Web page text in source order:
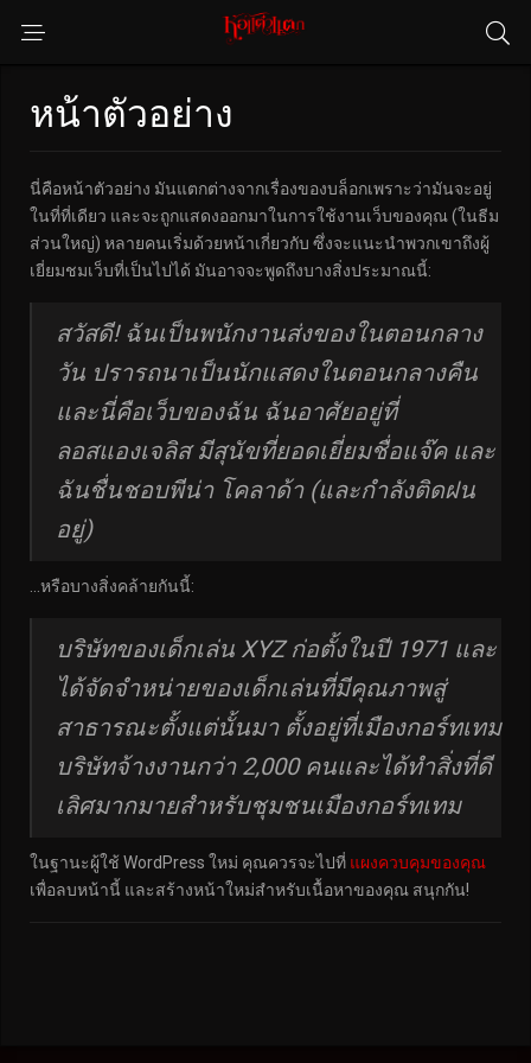
หน้าตัวอย่าง
นี่คือหน้าตัวอย่าง มันแตกต่างจากเรื่องของบล็อกเพราะว่ามันจะอยู่
ในที่ที่เดียว และจะถูกแสดงออกมาในการใช้งานเว็บของคุณ (ในธีม
ส่วนใหญ่) หลายคนเริ่มด้วยหน้าเกี่ยวกับ ซึ่งจะแนะนำพวกเขาถึงผู้
เยี่ยมชมเว็บที่เป็นไปได้ มันอาจจะพูดถึงบางสิ่งประมาณนี้:
สวัสดี! ฉันเป็นพนักงานส่งของในตอนกลาง
วัน ปรารถนาเป็นนักแสดงในตอนกลางคืน
และนี่คือเว็บของฉัน ฉันอาศัยอยู่ที่
ลอสแองเจลิส มีสุนัขที่ยอดเยี่ยมชื่อแจ๊ค และ
ฉันชื่นชอบพีน่า โคลาด้า (และกำลังติดฝน
อยู่)
…หรือบางสิ่งคล้ายกันนี้:
บริษัทของเด็กเล่น XYZ ก่อตั้งในปี 1971 และ
ได้จัดจำหน่ายของเด็กเล่นที่มีคุณภาพสู่
สาธารณะตั้งแต่นั้นมา ตั้งอยู่ที่เมืองกอร์ทเทม
บริษัทจ้างงานกว่า 2,000 คนและได้ทำสิ่งที่ดี
เลิศมากมายสำหรับชุมชนเมืองกอร์ทเทม
ในฐานะผู้ใช้ WordPress ใหม่ คุณควรจะไปที่ แผงควบคุมของคุณ
เพื่อลบหน้านี้ และสร้างหน้าใหม่สำหรับเนื้อหาของคุณ สนุกกัน!